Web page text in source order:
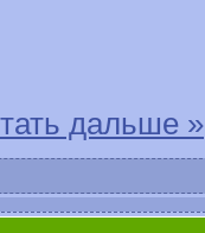
дальше »